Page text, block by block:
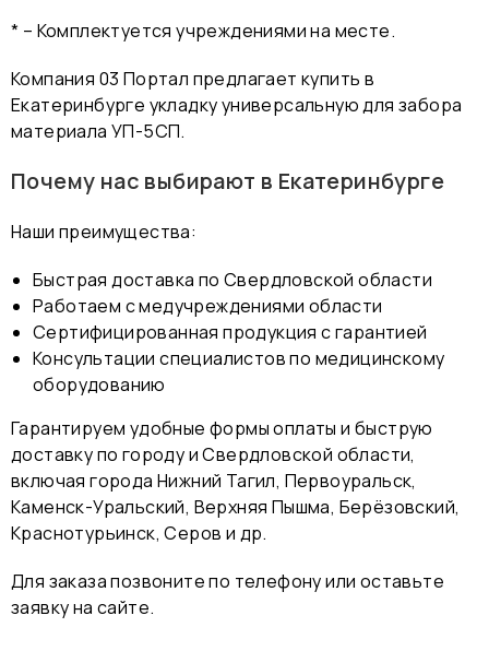
* – Комплектуется учреждениями на месте.
Компания 03 Портал предлагает купить в
Екатеринбурге укладку универсальную для забора
материала УП-5СП.
Почему нас выбирают в Екатеринбурге
Наши преимущества:
Быстрая доставка по Свердловской области
Работаем с медучреждениями области
Сертифицированная продукция с гарантией
Консультации специалистов по медицинскому
оборудованию
Гарантируем удобные формы оплаты и быструю
доставку по городу и Свердловской области,
включая города Нижний Тагил, Первоуральск,
Каменск-Уральский, Верхняя Пышма, Берёзовский,
Краснотурьинск, Серов и др.
Для заказа позвоните по телефону или оставьте
заявку на сайте.